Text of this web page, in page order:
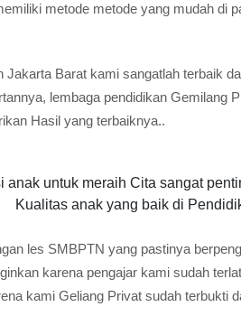
metode metode yang mudah di
Barat kami sangatlah terbaik
lembaga pendidikan Gemilang
Hasil yang terbaiknya..
anak untuk meraih Cita sangat
Kualitas anak yang baik di
les SMBPTN yang pastinya
karena pengajar kami sudah
kami Geliang Privat sudah terbukti